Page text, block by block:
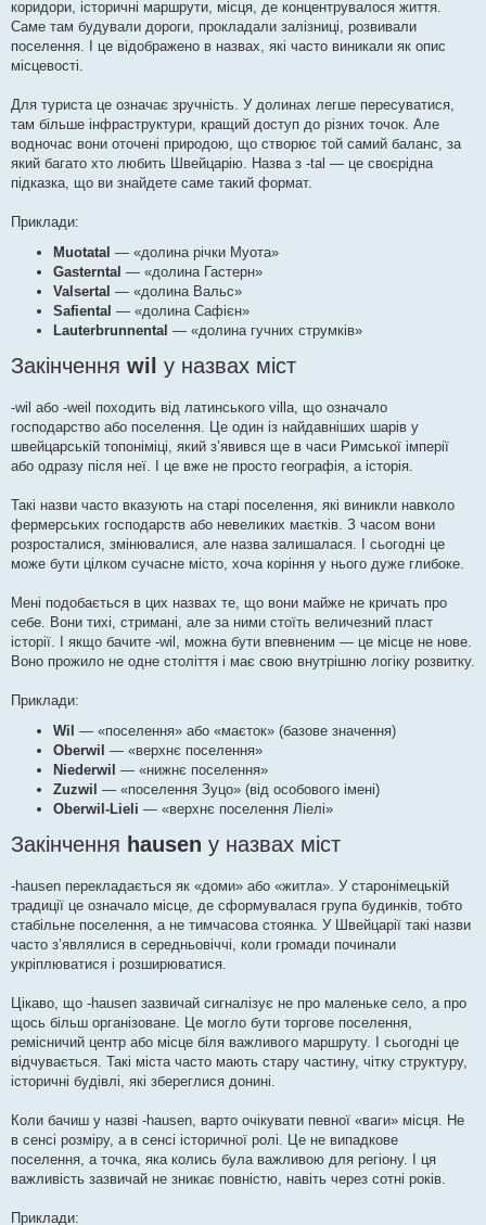
коридори, історичні маршрути, місця, де концентрувалося життя.
Саме там будували дороги, прокладали залізниці, розвивали
поселення. І це відображено в назвах, які часто виникали як опис
місцевості.
Для туриста це означає зручність. У долинах легше пересуватися,
там більше інфраструктури, кращий доступ до різних точок. Але
водночас вони оточені природою, що створює той самий баланс, за
який багато хто любить Швейцарію. Назва з -tal — це своєрідна
підказка, що ви знайдете саме такий формат.
Приклади:
Muotatal — «долина річки Муота»
Gasterntal — «долина Гастерн»
Valsertal — «долина Вальс»
Safiental — «долина Сафієн»
Lauterbrunnental — «долина гучних струмків»
Закінчення wil у назвах міст
-wil або -weil походить від латинського villa, що означало
господарство або поселення. Це один із найдавніших шарів у
швейцарській топоніміці, який з’явився ще в часи Римської імперії
або одразу після неї. І це вже не просто географія, а історія.
Такі назви часто вказують на старі поселення, які виникли навколо
фермерських господарств або невеликих маєтків. З часом вони
розросталися, змінювалися, але назва залишалася. І сьогодні це
може бути цілком сучасне місто, хоча коріння у нього дуже глибоке.
Мені подобається в цих назвах те, що вони майже не кричать про
себе. Вони тихі, стримані, але за ними стоїть величезний пласт
історії. І якщо бачите -wil, можна бути впевненим — це місце не нове.
Воно прожило не одне століття і має свою внутрішню логіку розвитку.
Приклади:
Wil — «поселення» або «маєток» (базове значення)
Oberwil — «верхнє поселення»
Niederwil — «нижнє поселення»
Zuzwil — «поселення Зуцо» (від особового імені)
Oberwil-Lieli — «верхнє поселення Ліелі»
Закінчення hausen у назвах міст
-hausen перекладається як «доми» або «житла». У старонімецькій
традиції це означало місце, де сформувалася група будинків, тобто
стабільне поселення, а не тимчасова стоянка. У Швейцарії такі назви
часто з’являлися в середньовіччі, коли громади починали
укріплюватися і розширюватися.
Цікаво, що -hausen зазвичай сигналізує не про маленьке село, а про
щось більш організоване. Це могло бути торгове поселення,
ремісничий центр або місце біля важливого маршруту. І сьогодні це
відчувається. Такі міста часто мають стару частину, чітку структуру,
історичні будівлі, які збереглися донині.
Коли бачиш у назві -hausen, варто очікувати певної «ваги» місця. Не
в сенсі розміру, а в сенсі історичної ролі. Це не випадкове
поселення, а точка, яка колись була важливою для регіону. І ця
важливість зазвичай не зникає повністю, навіть через сотні років.
Приклади: